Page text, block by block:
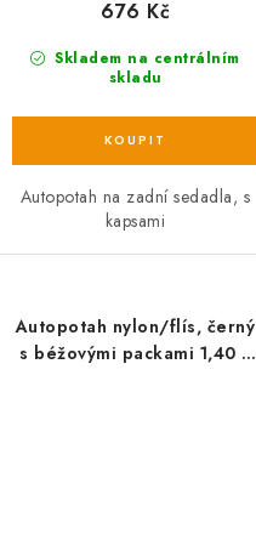
Skladem na centrálním
skladu
676 Kč
Autopotah na zadní sedadla, s
kapsami
Autopotah nylon/flís, černý
s béžovými packami 1,40 x